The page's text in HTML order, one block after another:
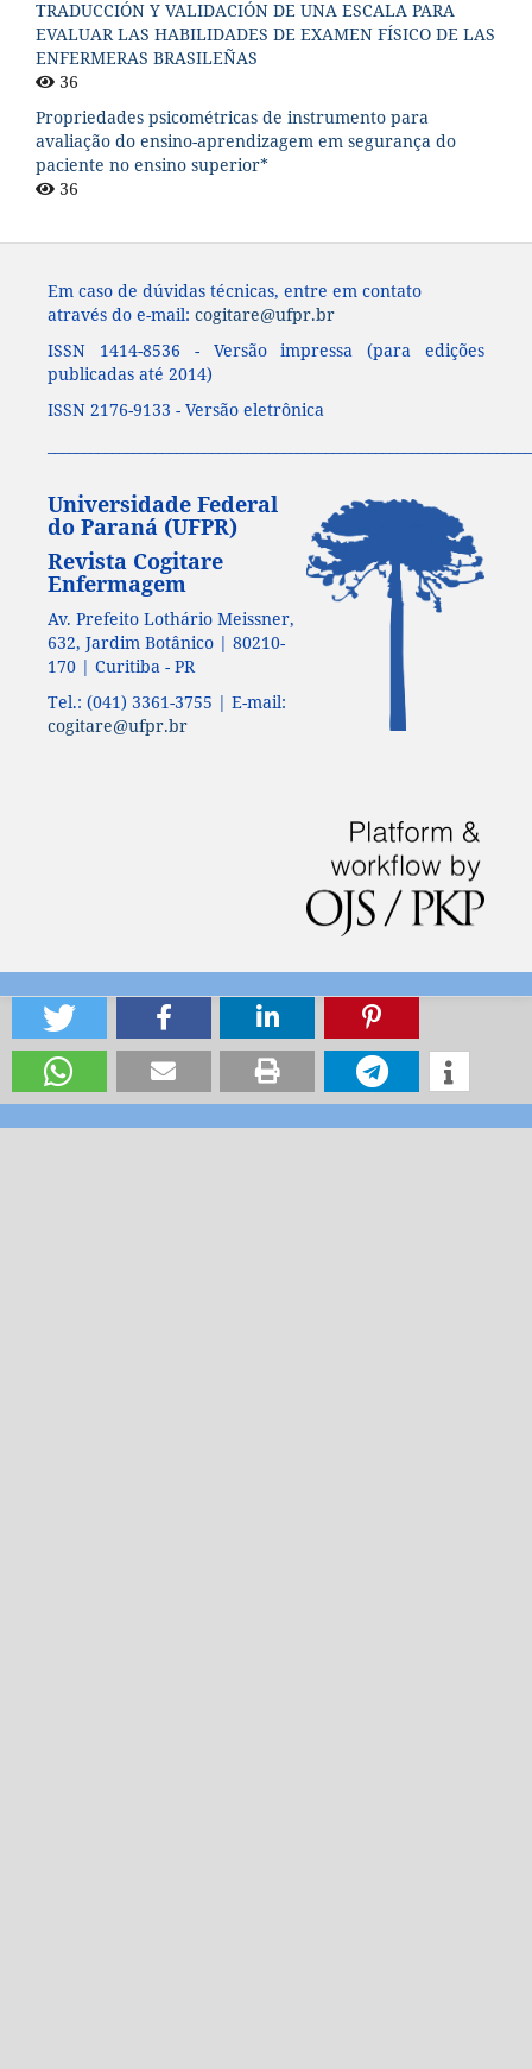
TRADUCCIÓN Y VALIDACIÓN DE UNA ESCALA PARA
EVALUAR LAS HABILIDADES DE EXAMEN FÍSICO DE LAS
ENFERMERAS BRASILEÑAS
36
Propriedades psicométricas de instrumento para
avaliação do ensino-aprendizagem em segurança do
paciente no ensino superior*
36
Em caso de dúvidas técnicas, entre em contato
através do e-mail: cogitare@ufpr.br
ISSN 1414-8536 - Versão impressa (para edições
publicadas até 2014)
ISSN 2176-9133 - Versão eletrônica
Universidade Federal
do Paraná (UFPR)
Revista Cogitare
Enfermagem
Av. Prefeito Lothário Meissner,
632, Jardim Botânico | 80210-
170 | Curitiba - PR
Tel.: (041) 3361-3755 | E-mail:
cogitare@ufpr.br